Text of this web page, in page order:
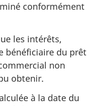
conformément
les intérêts,
bénéficiaire du prêt
non
obtenir.
à la date du